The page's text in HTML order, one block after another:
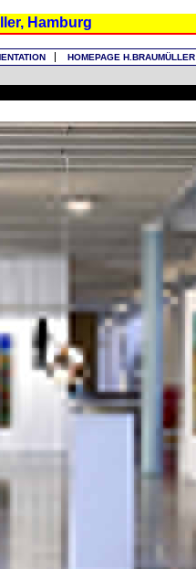
Hamburg
HOMEPAGE H.BRAUMÜLLER